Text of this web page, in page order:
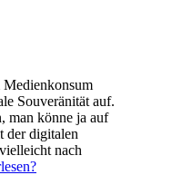
Medienkonsum
Souveränität auf.
man könne ja auf
der digitalen
nach